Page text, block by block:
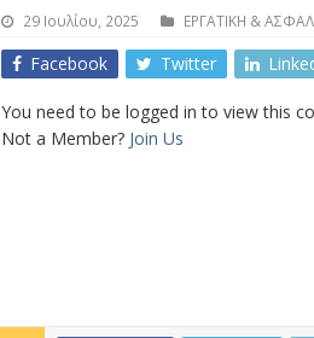
29 Ιουλίου, 2025 ΕΡΓΑΤΙΚΗ &
Facebook Twitter
You need to be logged in to view this
Not a Member? Join Us